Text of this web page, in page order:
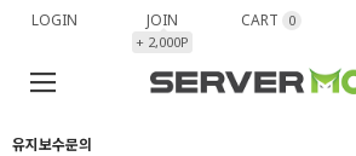
LOGIN JOIN
+ 2,000P
CART 0
유지보수문의